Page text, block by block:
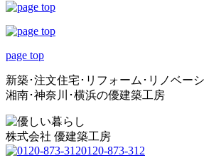
page top
新築･注文住宅･リフォーム･リノベー
湘南･神奈川･横浜の優建築工房
株式会社 優建築工房
0120-873-312